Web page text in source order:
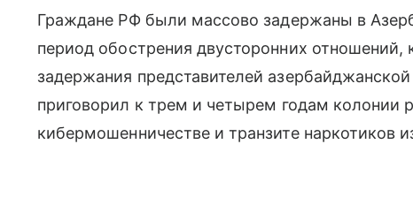
Граждане РФ были массово задержаны в
период обострения двусторонних
задержания представителей
приговорил к трем и четырем годам колонии
кибермошенничестве и транзите наркотиков